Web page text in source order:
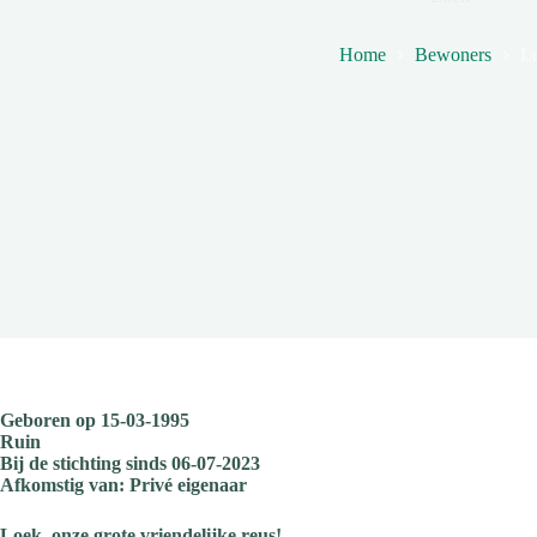
Home Bewoners
Geboren op 15-03-1995
Ruin
Bij de stichting sinds 06-07-2023
Afkomstig van: Privé eigenaar